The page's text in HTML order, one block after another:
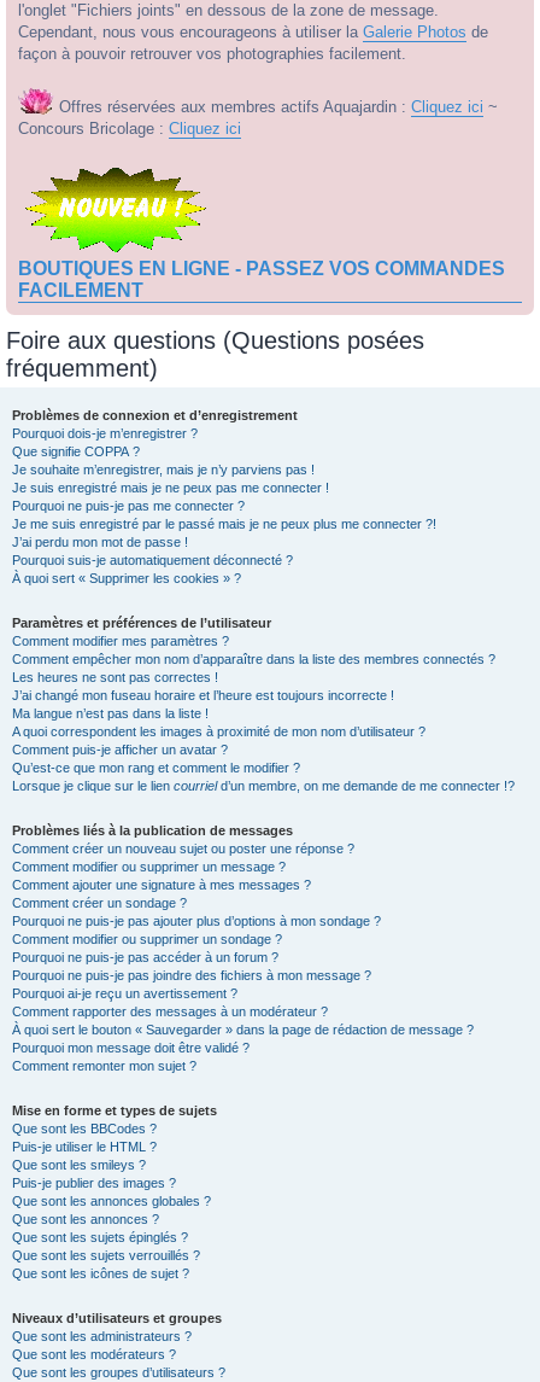
l'onglet "Fichiers joints" en dessous de la zone de message.
Cependant, nous vous encourageons à utiliser la Galerie Photos de
façon à pouvoir retrouver vos photographies facilement.
Offres réservées aux membres actifs Aquajardin : Cliquez ici ~
Concours Bricolage : Cliquez ici
BOUTIQUES EN LIGNE - PASSEZ VOS COMMANDES
FACILEMENT
Foire aux questions (Questions posées
fréquemment)
Problèmes de connexion et d’enregistrement
Pourquoi dois-je m’enregistrer ?
Que signifie COPPA ?
Je souhaite m’enregistrer, mais je n’y parviens pas !
Je suis enregistré mais je ne peux pas me connecter !
Pourquoi ne puis-je pas me connecter ?
Je me suis enregistré par le passé mais je ne peux plus me connecter ?!
J’ai perdu mon mot de passe !
Pourquoi suis-je automatiquement déconnecté ?
À quoi sert « Supprimer les cookies » ?
Paramètres et préférences de l’utilisateur
Comment modifier mes paramètres ?
Comment empêcher mon nom d’apparaître dans la liste des membres connectés ?
Les heures ne sont pas correctes !
J’ai changé mon fuseau horaire et l’heure est toujours incorrecte !
Ma langue n’est pas dans la liste !
A quoi correspondent les images à proximité de mon nom d’utilisateur ?
Comment puis-je afficher un avatar ?
Qu’est-ce que mon rang et comment le modifier ?
Lorsque je clique sur le lien courrield’un membre, on me demande de me connecter !?
Problèmes liés à la publication de messages
Comment créer un nouveau sujet ou poster une réponse ?
Comment modifier ou supprimer un message ?
Comment ajouter une signature à mes messages ?
Comment créer un sondage ?
Pourquoi ne puis-je pas ajouter plus d’options à mon sondage ?
Comment modifier ou supprimer un sondage ?
Pourquoi ne puis-je pas accéder à un forum ?
Pourquoi ne puis-je pas joindre des fichiers à mon message ?
Pourquoi ai-je reçu un avertissement ?
Comment rapporter des messages à un modérateur ?
À quoi sert le bouton « Sauvegarder » dans la page de rédaction de message ?
Pourquoi mon message doit être validé ?
Comment remonter mon sujet ?
Mise en forme et types de sujets
Que sont les BBCodes ?
Puis-je utiliser le HTML ?
Que sont les smileys ?
Puis-je publier des images ?
Que sont les annonces globales ?
Que sont les annonces ?
Que sont les sujets épinglés ?
Que sont les sujets verrouillés ?
Que sont les icônes de sujet ?
Niveaux d’utilisateurs et groupes
Que sont les administrateurs ?
Que sont les modérateurs ?
Que sont les groupes d’utilisateurs ?